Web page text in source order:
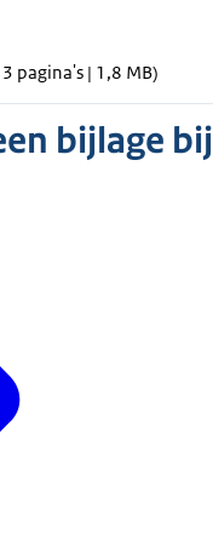
3 pagina's | 1,8 MB)
bijlage bij